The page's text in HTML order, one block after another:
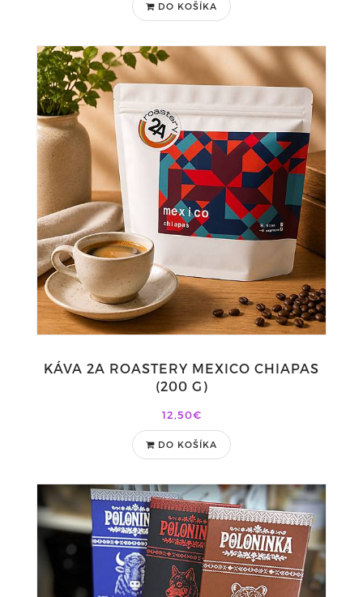
DO KOŠÍKA
KÁVA 2A ROASTERY MEXICO CHIAPAS
(200 G)
12,50€
DO KOŠÍKA